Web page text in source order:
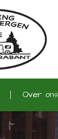
Over ons